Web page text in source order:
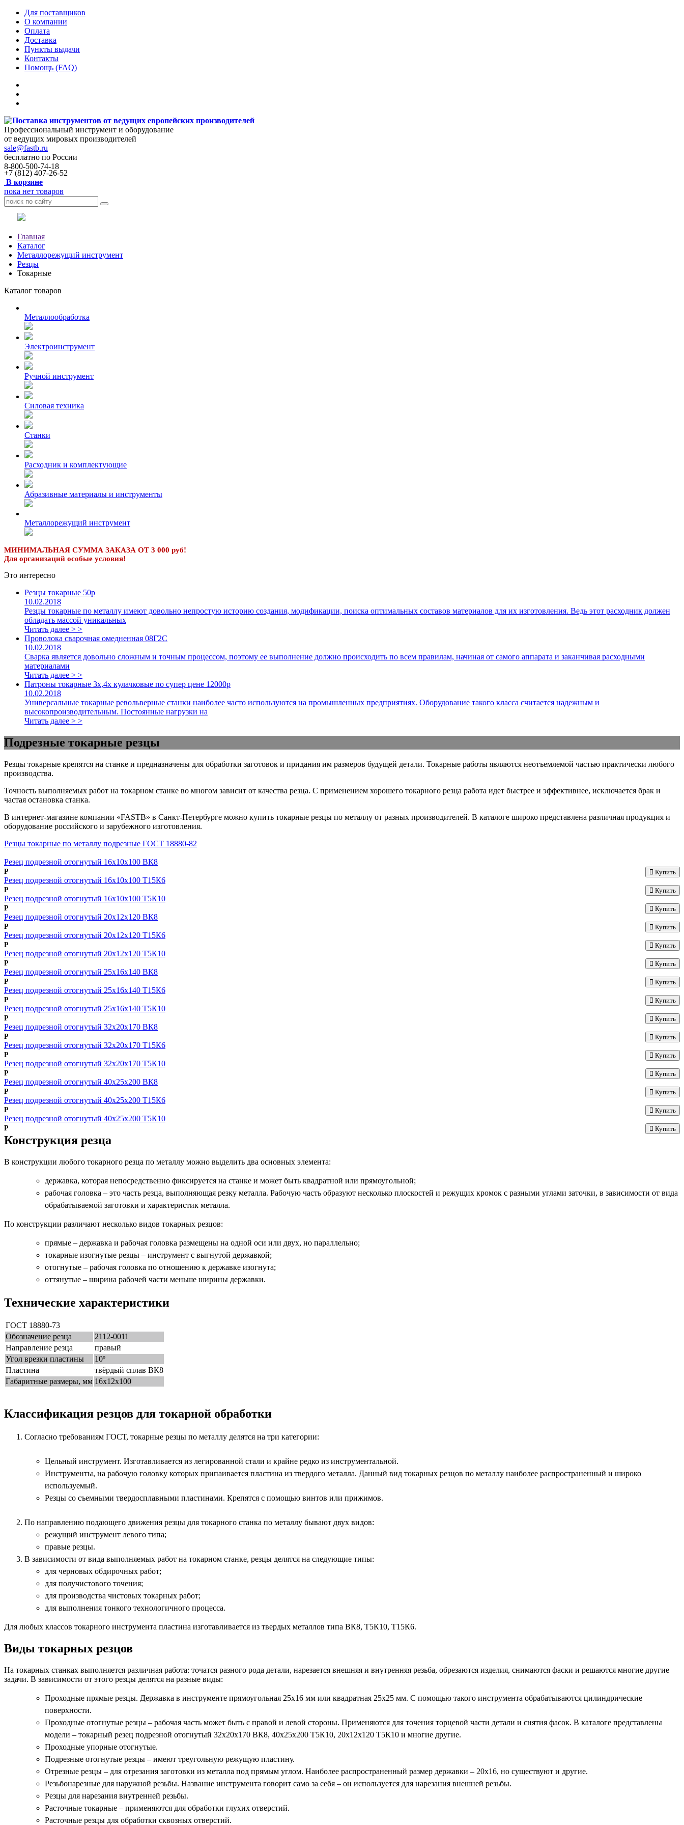
Для поставщиков
О компании
Оплата
Доставка
Пункты выдачи
Контакты
Помощь (FAQ)
Профессиональный инструмент и оборудование
от ведущих мировых производителей
sale@fastb.ru
бесплатно по России
8-800-500-74-18
+7 (812) 407-26-52
В корзине
пока нет товаров
Главная
Каталог
Металлорежущий инструмент
Резцы
Токарные
Каталог товаров
Металлообработка
Электроинструмент
Ручной инструмент
Силовая техника
Станки
Расходник и комплектующие
Абразивные материалы и инструменты
Металлорежущий инструмент
МИНИМАЛЬНАЯ СУММА ЗАКАЗА ОТ 3 000 руб!
Для организаций особые условия!
Это интересно
Резцы токарные 50р
10.02.2018
Резцы токарные по металлу имеют довольно непростую историю создания, модификации, поиска оптимальных составов материалов для их изготовления. Ведь этот расходник должен
обладать массой уникальных
Читать далее > >
Проволока сварочная омедненная 08Г2С
10.02.2018
Сварка является довольно сложным и точным процессом, поэтому ее выполнение должно происходить по всем правилам, начиная от самого аппарата и заканчивая расходными
материалами
Читать далее > >
Патроны токарные 3х,4х кулачковые по супер цене 12000р
10.02.2018
Универсальные токарные револьверные станки наиболее часто используются на промышленных предприятиях. Оборудование такого класса считается надежным и
высокопроизводительным. Постоянные нагрузки на
Читать далее > >
Подрезные токарные резцы
Резцы токарные крепятся на станке и предназначены для обработки заготовок и придания им размеров будущей детали. Токарные работы являются неотъемлемой частью практически любого
производства.
Точность выполняемых работ на токарном станке во многом зависит от качества резца. С применением хорошего токарного резца работа идет быстрее и эффективнее, исключается брак и
частая остановка станка.
В интернет-магазине компании «FASTB» в Санкт-Петербурге можно купить токарные резцы по металлу от разных производителей. В каталоге широко представлена различная продукция и
оборудование российского и зарубежного изготовления.
Резцы токарные по металлу подрезные ГОСТ 18880-82
Резец подрезной отогнутый 16х10х100 ВК8
Р Купить
Резец подрезной отогнутый 16х10х100 Т15К6
Р Купить
Резец подрезной отогнутый 16х10х100 Т5К10
Р Купить
Резец подрезной отогнутый 20х12х120 ВК8
Р Купить
Резец подрезной отогнутый 20х12х120 Т15К6
Р Купить
Резец подрезной отогнутый 20х12х120 Т5К10
Р Купить
Резец подрезной отогнутый 25х16х140 ВК8
Р Купить
Резец подрезной отогнутый 25х16х140 Т15К6
Р Купить
Резец подрезной отогнутый 25х16х140 Т5К10
Р Купить
Резец подрезной отогнутый 32х20х170 ВК8
Р Купить
Резец подрезной отогнутый 32х20х170 Т15К6
Р Купить
Резец подрезной отогнутый 32х20х170 Т5К10
Р Купить
Резец подрезной отогнутый 40х25х200 ВК8
Р Купить
Резец подрезной отогнутый 40х25х200 Т15К6
Р Купить
Резец подрезной отогнутый 40х25х200 Т5К10
Р Купить
Конструкция резца
В конструкции любого токарного резца по металлу можно выделить два основных элемента:
державка, которая непосредственно фиксируется на станке и может быть квадратной или прямоугольной;
рабочая головка – это часть резца, выполняющая резку металла. Рабочую часть образуют несколько плоскостей и режущих кромок с разными углами заточки, в зависимости от вида
обрабатываемой заготовки и характеристик металла.
По конструкции различают несколько видов токарных резцов:
прямые – державка и рабочая головка размещены на одной оси или двух, но параллельно;
токарные изогнутые резцы – инструмент с выгнутой державкой;
отогнутые – рабочая головка по отношению к державке изогнута;
оттянутые – ширина рабочей части меньше ширины державки.
Технические характеристики
ГОСТ 18880-73
Обозначение резца
2112-0011
Направление резца
правый
Угол врезки пластины
10º
Пластина
твёрдый сплав ВК8
Габаритные размеры, мм 16х12х100
Классификация резцов для токарной обработки
Согласно требованиям ГОСТ, токарные резцы по металлу делятся на три категории:
Цельный инструмент. Изготавливается из легированной стали и крайне редко из инструментальной.
Инструменты, на рабочую головку которых припаивается пластина из твердого металла. Данный вид токарных резцов по металлу наиболее распространенный и широко
используемый.
Резцы со съемными твердосплавными пластинами. Крепятся с помощью винтов или прижимов.
По направлению подающего движения резцы для токарного станка по металлу бывают двух видов:
режущий инструмент левого типа;
правые резцы.
В зависимости от вида выполняемых работ на токарном станке, резцы делятся на следующие типы:
для черновых обдирочных работ;
для получистового точения;
для производства чистовых токарных работ;
для выполнения тонкого технологичного процесса.
Для любых классов токарного инструмента пластина изготавливается из твердых металлов типа ВК8, Т5К10, Т15К6.
Виды токарных резцов
На токарных станках выполняется различная работа: точатся разного рода детали, нарезается внешняя и внутренняя резьба, обрезаются изделия, снимаются фаски и решаются многие другие
задачи. В зависимости от этого резцы делятся на разные виды:
Проходные прямые резцы. Державка в инструменте прямоугольная 25х16 мм или квадратная 25х25 мм. С помощью такого инструмента обрабатываются цилиндрические
поверхности.
Проходные отогнутые резцы – рабочая часть может быть с правой и левой стороны. Применяются для точения торцевой части детали и снятия фасок. В каталоге представлены
модели – токарный резец подрезной отогнутый 32х20х170 ВК8, 40х25х200 Т5К10, 20х12х120 Т5К10 и многие другие.
Проходные упорные отогнутые.
Подрезные отогнутые резцы – имеют треугольную режущую пластину.
Отрезные резцы – для отрезания заготовки из металла под прямым углом. Наиболее распространенный размер державки – 20х16, но существуют и другие.
Резьбонарезные для наружной резьбы. Название инструмента говорит само за себя – он используется для нарезания внешней резьбы.
Резцы для нарезания внутренней резьбы.
Расточные токарные – применяются для обработки глухих отверстий.
Расточные резцы для обработки сквозных отверстий.